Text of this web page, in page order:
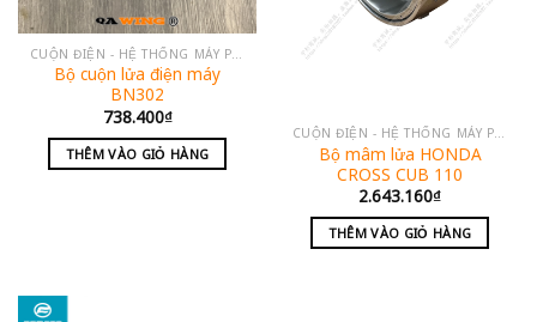
Bộ cuộn lửa điện máy
BN302
738.400₫
THÊM VÀO GIỎ HÀNG
CUỘN ĐIỆN - HỆ THỐNG MÁY PHÁT
Bộ mâm lửa HONDA
CROSS CUB 110
2.643.160₫
THÊM VÀO GIỎ HÀNG